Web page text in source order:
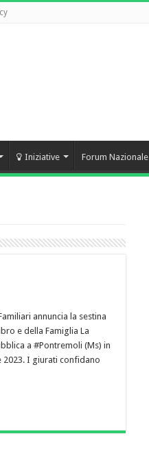
Iniziative Forum Nazionale
annuncia la sestina
e della Famiglia La
a #Pontremoli (Ms) in
2023. I giurati confidano